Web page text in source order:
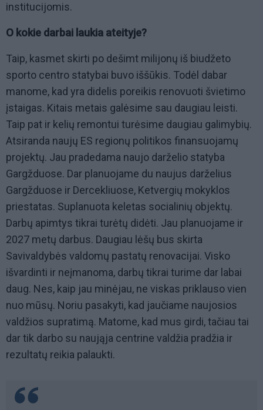
institucijomis.
O kokie darbai laukia ateityje?
Taip, kasmet skirti po dešimt milijonų iš biudžeto
sporto centro statybai buvo iššūkis. Todėl dabar
manome, kad yra didelis poreikis renovuoti švietimo
įstaigas. Kitais metais galėsime sau daugiau leisti.
Taip pat ir kelių remontui turėsime daugiau galimybių.
Atsiranda naujų ES regionų politikos finansuojamų
projektų. Jau pradedama naujo darželio statyba
Gargžduose. Dar planuojame du naujus darželius
Gargžduose ir Dercekliuose, Ketvergių mokyklos
priestatas. Suplanuota keletas socialinių objektų.
Darbų apimtys tikrai turėtų didėti. Jau planuojame ir
2027 metų darbus. Daugiau lėšų bus skirta
Savivaldybės valdomų pastatų renovacijai. Visko
išvardinti ir neįmanoma, darbų tikrai turime dar labai
daug. Nes, kaip jau minėjau, ne viskas priklauso vien
nuo mūsų. Noriu pasakyti, kad jaučiame naujosios
valdžios supratimą. Matome, kad mus girdi, tačiau tai
dar tik darbo su naująja centrine valdžia pradžia ir
rezultatų reikia palaukti.